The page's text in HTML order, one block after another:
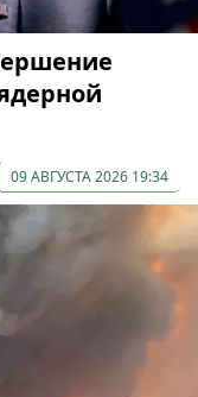
09 АВГУСТА 2026 19:34